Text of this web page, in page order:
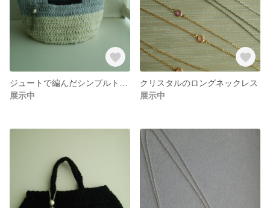
展示中
クリスタルのロングネックレス
展示中